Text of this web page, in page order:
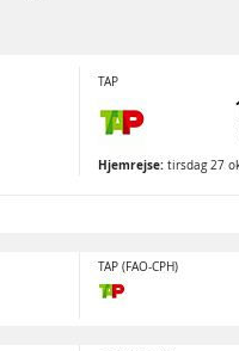
TAP
Hjemrejse: tirsdag 27
TAP (FAO-CPH)